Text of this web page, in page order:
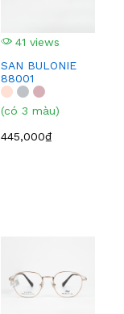
41 views
SAN BULONIE
88001
(có 3 màu)
445,000₫